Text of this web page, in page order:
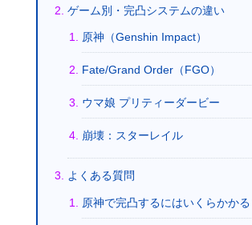
ゲーム別・完凸システムの違い
原神（Genshin Impact）
Fate/Grand Order（FGO）
ウマ娘 プリティーダービー
崩壊：スターレイル
よくある質問
原神で完凸するにはいくらかかる